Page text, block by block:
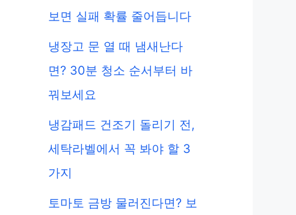
보면 실패 확률 줄어듭니다
냉장고 문 열 때 냄새난다
면? 30분 청소 순서부터 바
꿔보세요
냉감패드 건조기 돌리기 전,
세탁라벨에서 꼭 봐야 할 3
가지
토마토 금방 물러진다면? 보